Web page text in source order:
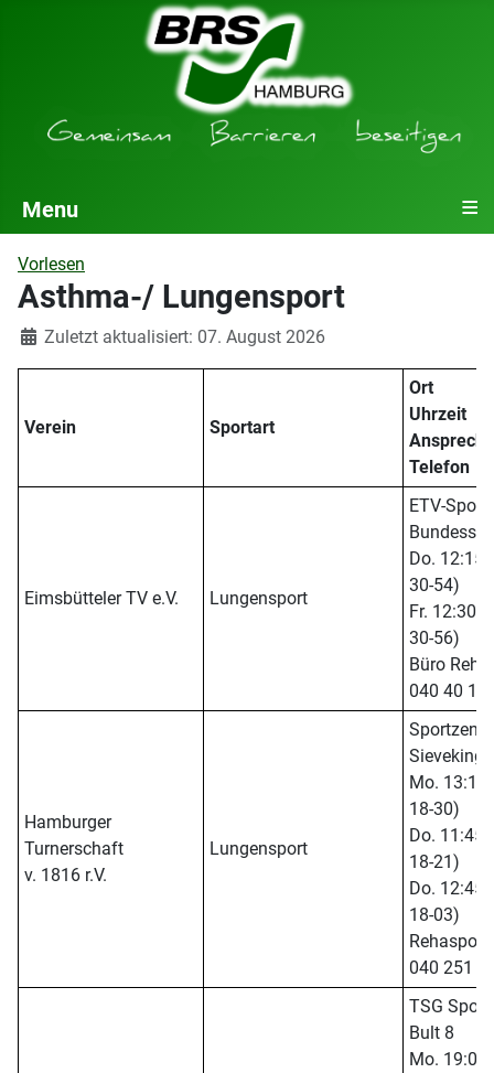
Menu ≡
Vorlesen
Asthma-/ Lungensport
DetailsZuletzt aktualisiert: 07. August 2026
Verein Sportart
Ort
Uhrzeit
Telefon
Eimsbütteler TV e.V. Lungensport
ETV-
Do. 12:15
30-54)
Fr. 12:30 -
30-56)
Büro
040 40 17
Hamburger
Turnerschaft
v. 1816 r.V.
Lungensport
Mo. 13:15
18-30)
Do. 11:45
18-21)
Do. 12:45
18-03)
040 251
TSG
Bult 8
Mo. 19:00